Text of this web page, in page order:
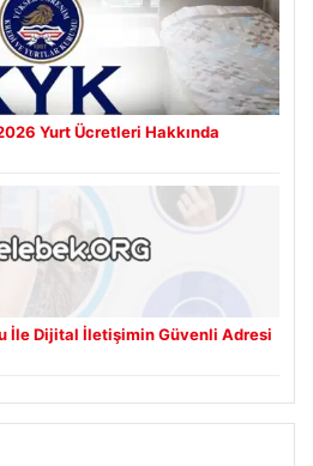
Yurt Ücretleri Hakkında
İle Dijital İletişimin Güvenli Adresi